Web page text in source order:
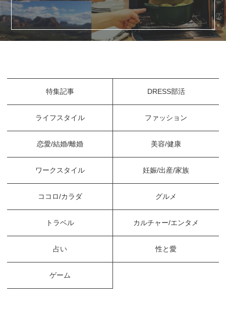
特集記事 DRESS部活
ライフスタイル ファッション
恋愛/結婚/離婚 美容/健康
ワークスタイル 妊娠/出産/家族
ココロ/カラダ グルメ
トラベル カルチャー/エンタメ
占い 性と愛
ゲーム